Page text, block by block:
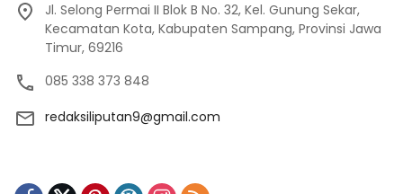
Jl. Selong Permai II Blok B No. 32, Kel. Gunung Sekar,
Kecamatan Kota, Kabupaten Sampang, Provinsi Jawa
Timur, 69216
085 338 373 848
redaksiliputan9@gmail.com